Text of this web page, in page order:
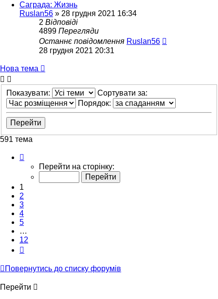
Саграда: Жизнь
Ruslan56 » 28 грудня 2021 16:34
2 Відповіді
4899 Перегляди
Останнє повідомлення Ruslan56
28 грудня 2021 20:31
Нова тема
Показувати:
Сортувати за:
Порядок:
591 тема
12
Перейти на сторінку:
1
2
3
4
5
…
12
Повернутись до списку форумів
Перейти